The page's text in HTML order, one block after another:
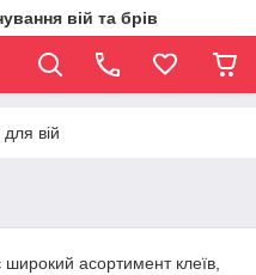
вій та брів
вій
широкий асортимент клеїв,